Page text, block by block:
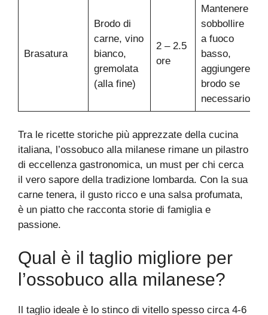
Brasatura
Brodo di
carne, vino
bianco,
gremolata
(alla fine)
2 – 2.5
ore
Mantenere
sobbollire
a fuoco
basso,
aggiungere
brodo se
necessario
Tra le ricette storiche più apprezzate della cucina
italiana, l’ossobuco alla milanese rimane un pilastro
di eccellenza gastronomica, un must per chi cerca
il vero sapore della tradizione lombarda. Con la sua
carne tenera, il gusto ricco e una salsa profumata,
è un piatto che racconta storie di famiglia e
passione.
Qual è il taglio migliore per
l’ossobuco alla milanese?
Il taglio ideale è lo stinco di vitello spesso circa 4-6